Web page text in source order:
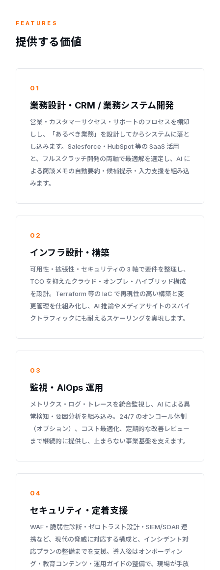
FEATURES
提供する価値
01
業務設計・CRM / 業務システム開発
営業・カスタマーサクセス・サポートのプロセスを棚卸
しし、「あるべき業務」を設計してからシステムに落と
し込みます。Salesforce・HubSpot 等の SaaS 活用
と、フルスクラッチ開発の両軸で最適解を選定し、AI に
よる商談メモの自動要約・候補提示・入力支援を組み込
みます。
02
インフラ設計・構築
可用性・拡張性・セキュリティの 3 軸で要件を整理し、
TCO を抑えたクラウド・オンプレ・ハイブリッド構成
を設計。Terraform 等の IaC で再現性の高い構築と変
更管理を仕組み化し、AI 推論やメディアサイトのスパイ
クトラフィックにも耐えるスケーリングを実現します。
03
監視・AIOps 運用
メトリクス・ログ・トレースを統合監視し、AI による異
常検知・要因分析を組み込み。24/7 のオンコール体制
（オプション）、コスト最適化、定期的な改善レビュー
まで継続的に提供し、止まらない事業基盤を支えます。
04
セキュリティ・定着支援
WAF・脆弱性診断・ゼロトラスト設計・SIEM/SOAR 連
携など、現代の脅威に対応する構成と、インシデント対
応プランの整備までを支援。導入後はオンボーディン
グ・教育コンテンツ・運用ガイドの整備で、現場が手放